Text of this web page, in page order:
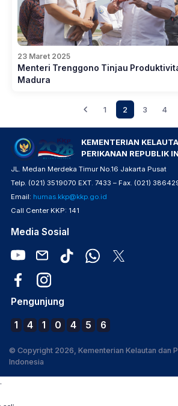
23 Maret 2025
Menteri Trenggono Tinjau
Madura
1 2 3 4
KEMENTERIAN
PERIKANAN REPUBLIK
JL. Medan Merdeka Timur No.16 Jakarta Pusat
Telp. (021) 3519070 EXT. 7433 – Fax. (021)
Email: humas.kkp@kkp.go.id
Call Center KKP: 141
Media Sosial
Pengunjung
1 4 1 0 4 5 6
© Copyright 2026, Kementerian Kelautan dan
Indonesia
.